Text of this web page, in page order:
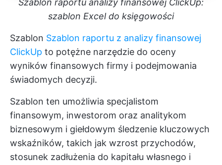
Szablon raportu analizy finansowej ClickUp:
szablon Excel do księgowości
Szablon Szablon raportu z analizy finansowej
ClickUp to potężne narzędzie do oceny
wyników finansowych firmy i podejmowania
świadomych decyzji.
Szablon ten umożliwia specjalistom
finansowym, inwestorom oraz analitykom
biznesowym i giełdowym śledzenie kluczowych
wskaźników, takich jak wzrost przychodów,
stosunek zadłużenia do kapitału własnego i